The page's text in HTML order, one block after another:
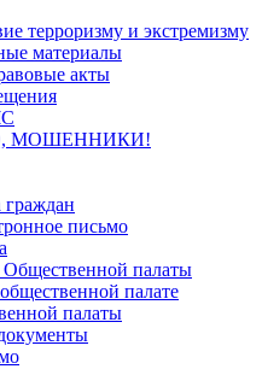
терроризму и экстремизму
материалы
акты
МОШЕННИКИ!
письмо
Общественной палаты
палате
палаты